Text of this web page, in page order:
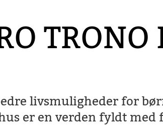
livsmuligheder for
er en verden fyldt